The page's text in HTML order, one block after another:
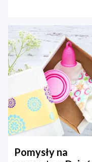
Pomysły na